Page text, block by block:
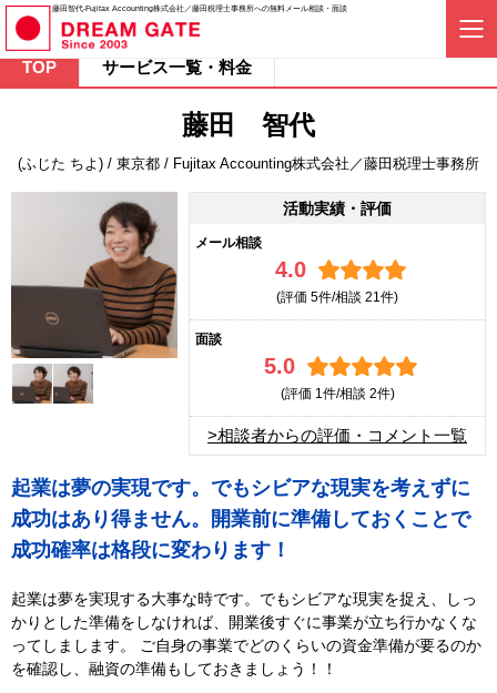
藤田智代-Fujitax Accounting株式会社／藤田税理士事務所への無料メール相談・面談
TOP サービス一覧・料金
藤田 智代
(ふじた ちよ) / 東京都 / Fujitax Accounting株式会社／藤田税理士事務所
活動実績・評価
メール相談
4.0
(評価 5件/相談 21件)
面談
5.0
(評価 1件/相談 2件)
>相談者からの評価・コメント一覧
起業は夢の実現です。でもシビアな現実を考えずに
成功はあり得ません。開業前に準備しておくことで
成功確率は格段に変わります！
起業は夢を実現する大事な時です。でもシビアな現実を捉え、しっ
かりとした準備をしなければ、開業後すぐに事業が立ち行かなくな
ってしまします。 ご自身の事業でどのくらいの資金準備が要るのか
を確認し、融資の準備もしておきましょう！！